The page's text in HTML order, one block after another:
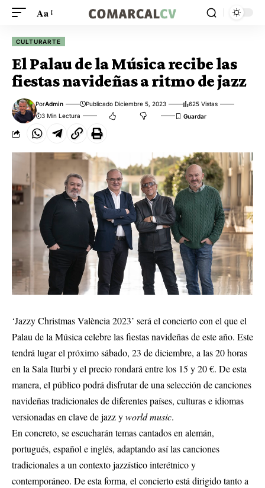
Aa
CULTURARTE
El Palau de la Música recibe las
fiestas navideñas a ritmo de jazz
PorAdmin Publicado Diciembre 5, 2023
625 Vistas
3 Min Lectura
‘Jazzy Christmas València 2023’ será el concierto con el que el
Palau de la Música celebre las fiestas navideñas de este año. Este
tendrá lugar el próximo sábado, 23 de diciembre, a las 20 horas
en la Sala Iturbi y el precio rondará entre los 15 y 20 €. De esta
manera, el público podrá disfrutar de una selección de canciones
navideñas tradicionales de diferentes países, culturas e idiomas
versionadas en clave de jazz yworld music.
En concreto, se escucharán temas cantados en alemán,
portugués, español e inglés, adaptando así las canciones
tradicionales a un contexto jazzístico interétnico y
contemporáneo. De esta forma, el concierto está dirigido tanto a